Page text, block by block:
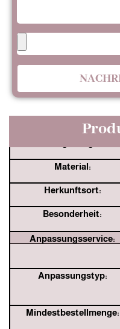
Material:
Herkunftsort:
Besonderheit:
Anpassungsservice:
Anpassungstyp:
Mindestbestellmenge: